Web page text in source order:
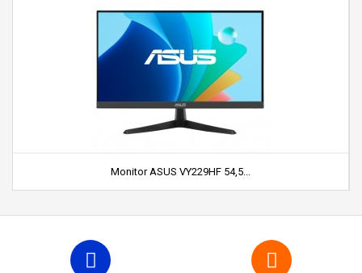
Monitor ASUS VY229HF 54,5...